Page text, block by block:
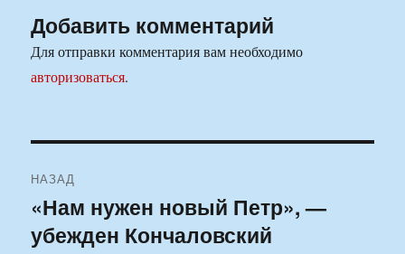
Добавить комментарий
Для отправки комментария вам необходимо
авторизоваться.
по
записям
НАЗАД
Предыдущая
запись:
«Нам нужен новый Петр», —
убежден Кончаловский